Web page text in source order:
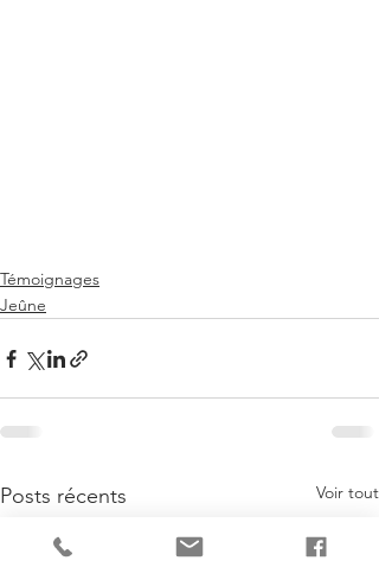
Témoignages
Jeûne
Posts récents Voir tout